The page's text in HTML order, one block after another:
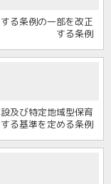
る条例の一部を改正
する条例
及び特定地域型保育
る基準を定める条例